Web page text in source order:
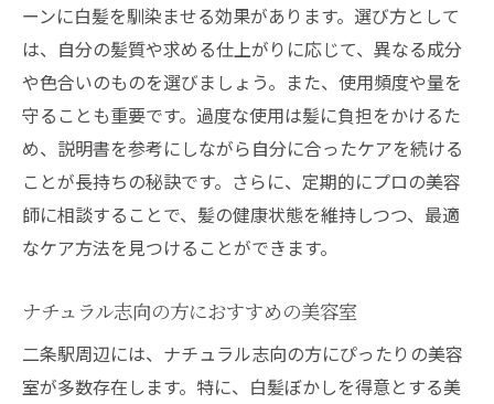
ーンに白髪を馴染ませる効果があります。選び方として
は、自分の髪質や求める仕上がりに応じて、異なる成分
や色合いのものを選びましょう。また、使用頻度や量を
守ることも重要です。過度な使用は髪に負担をかけるた
め、説明書を参考にしながら自分に合ったケアを続ける
ことが長持ちの秘訣です。さらに、定期的にプロの美容
師に相談することで、髪の健康状態を維持しつつ、最適
なケア方法を見つけることができます。
ナチュラル志向の方におすすめの美容室
二条駅周辺には、ナチュラル志向の方にぴったりの美容
室が多数存在します。特に、白髪ぼかしを得意とする美